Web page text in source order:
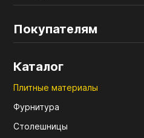
Покупателям
Каталог
Плитные материалы
Фурнитура
Столешницы